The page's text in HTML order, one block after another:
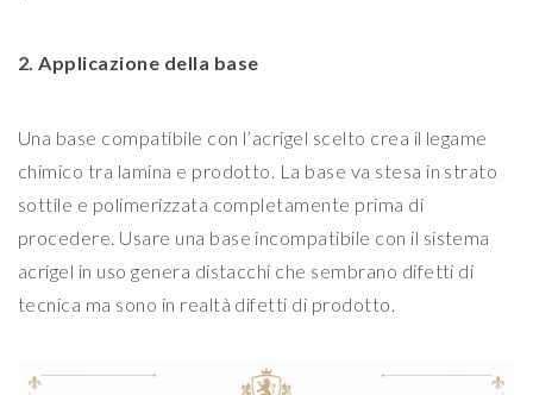
2. Applicazione della base
Una base compatibile con l’acrigel scelto crea il legame
chimico tra lamina e prodotto. La base va stesa in strato
sottile e polimerizzata completamente prima di
procedere. Usare una base incompatibile con il sistema
acrigel in uso genera distacchi che sembrano difetti di
tecnica ma sono in realtà difetti di prodotto.